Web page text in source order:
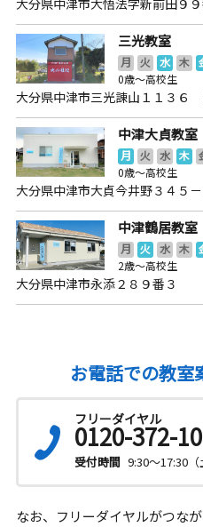
三光教室
月 火 水 木
0歳～高校生
大分県中津市三光諌山１１３６
中津大貞教室
月 火 水 木
0歳～高校生
大分県中津市大貞今井野３４５
中津鶴居教室
月 火 水 木
2歳～高校生
大分県中津市永添２８９番３
お電話での教室
フリーダイヤル
0120-372-
受付時間 9:30～17:30（
なお、フリーダイヤルがつな